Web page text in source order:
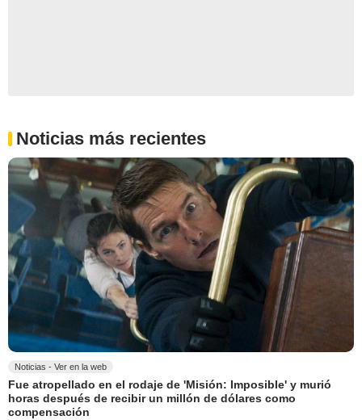
Noticias más recientes
Noticias - Ver en la web
Fue atropellado en el rodaje de 'Misión: Imposible' y murió
horas después de recibir un millón de dólares como
compensación